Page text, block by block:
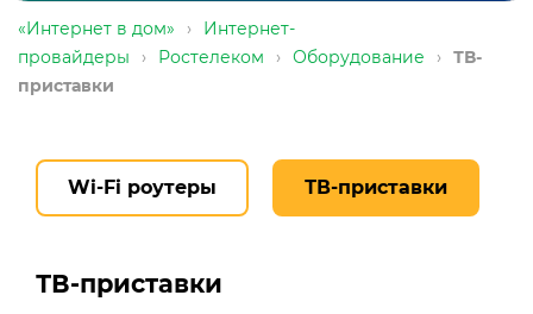
«Интернет в дом» ›
Интернет-
провайдеры
› Ростелеком › Оборудование ›
ТВ-
приставки
Wi-Fi роутеры ТВ-приставки
ТВ-приставки